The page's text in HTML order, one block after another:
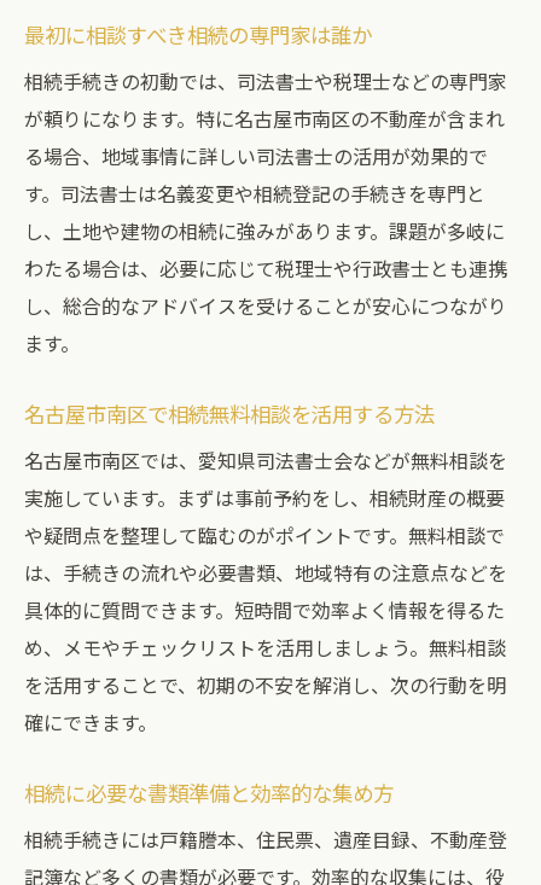
す
安心して進めたい相続の無料相談活用法
相続の無料相談を活用するタイミングと流
れ
名古屋市南区で利用できる相続無料相談窓
口
無料相談で聞くべき相続手続きの要点
司法書士と税理士の無料相談の違いを知る
い方
相続なら名古屋市南区で司法書士をどう選ぶ
相続手続きに強い司法書士の特徴を解説
名古屋市南区の司法書士選びのポイント
司法書士の無料相談を活用した相続対応法
相続登記で選ばれる名古屋市南区の司法書
士
口コミ・評判から見た司法書士の信頼性
相続手続きでよくある名古屋市南区の失敗
最初に相談すべき相続の専門家は誰か
相続手続きの初動では、司法書士や税理士などの専門家
が頼りになります。特に名古屋市南区の不動産が含まれ
る場合、地域事情に詳しい司法書士の活用が効果的で
す。司法書士は名義変更や相続登記の手続きを専門と
し、土地や建物の相続に強みがあります。課題が多岐に
わたる場合は、必要に応じて税理士や行政書士とも連携
し、総合的なアドバイスを受けることが安心につながり
ます。
名古屋市南区で相続無料相談を活用する方法
名古屋市南区では、愛知県司法書士会などが無料相談を
実施しています。まずは事前予約をし、相続財産の概要
や疑問点を整理して臨むのがポイントです。無料相談で
は、手続きの流れや必要書類、地域特有の注意点などを
具体的に質問できます。短時間で効率よく情報を得るた
め、メモやチェックリストを活用しましょう。無料相談
を活用することで、初期の不安を解消し、次の行動を明
確にできます。
相続に必要な書類準備と効率的な集め方
相続手続きには戸籍謄本、住民票、遺産目録、不動産登
記簿など多くの書類が必要です。効率的な収集には、役